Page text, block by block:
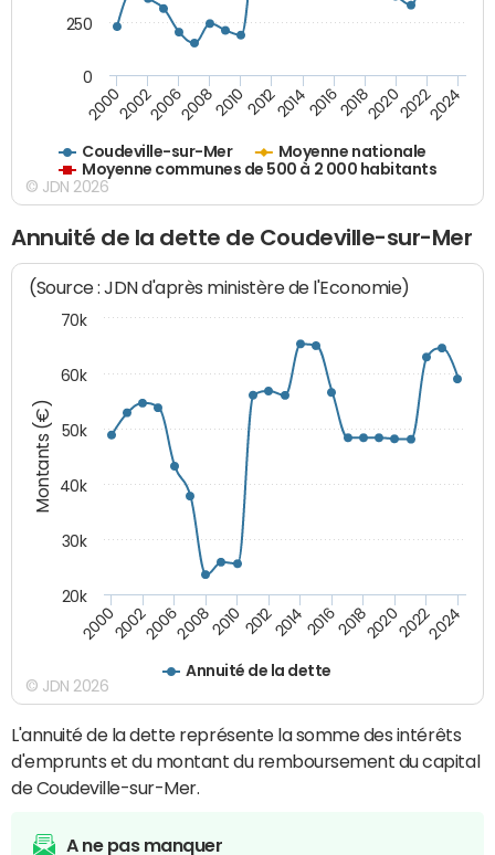
Coudeville-sur-Mer
Moyenne nationale
Moyenne communes de 500 à 2 000 habitants
200020022006200820102012201420162018202020222024
0
250
© JDN 2026
Annuité de la dette de Coudeville-sur-Mer
Montants (€)
(Source : JDN d'après ministère de l'Economie)
Annuité de la dette
20002002200620082010 2012201420162018202020222024
20k
30k
40k
50k
60k
70k
© JDN 2026
L'annuité de la dette représente la somme des intérêts
d'emprunts et du montant du remboursement du capital
de Coudeville-sur-Mer.
A ne pas manquer